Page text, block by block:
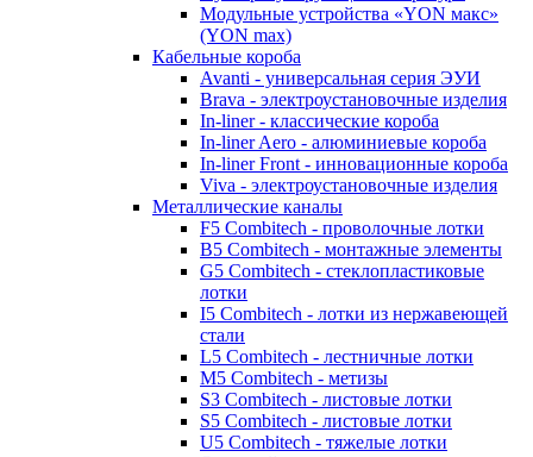
Модульные устройства «YON макс»
(YON max)
Кабельные короба
Avanti - универсальная серия ЭУИ
Brava - электроустановочные изделия
In-liner - классические короба
In-liner Aero - алюминиевые короба
In-liner Front - инновационные короба
Viva - электроустановочные изделия
Металлические каналы
F5 Combitech - проволочные лотки
B5 Combitech - монтажные элементы
G5 Combitech - стеклопластиковые
лотки
I5 Combitech - лотки из нержавеющей
стали
L5 Combitech - лестничные лотки
M5 Combitech - метизы
S3 Combitech - листовые лотки
S5 Combitech - листовые лотки
U5 Combitech - тяжелые лотки